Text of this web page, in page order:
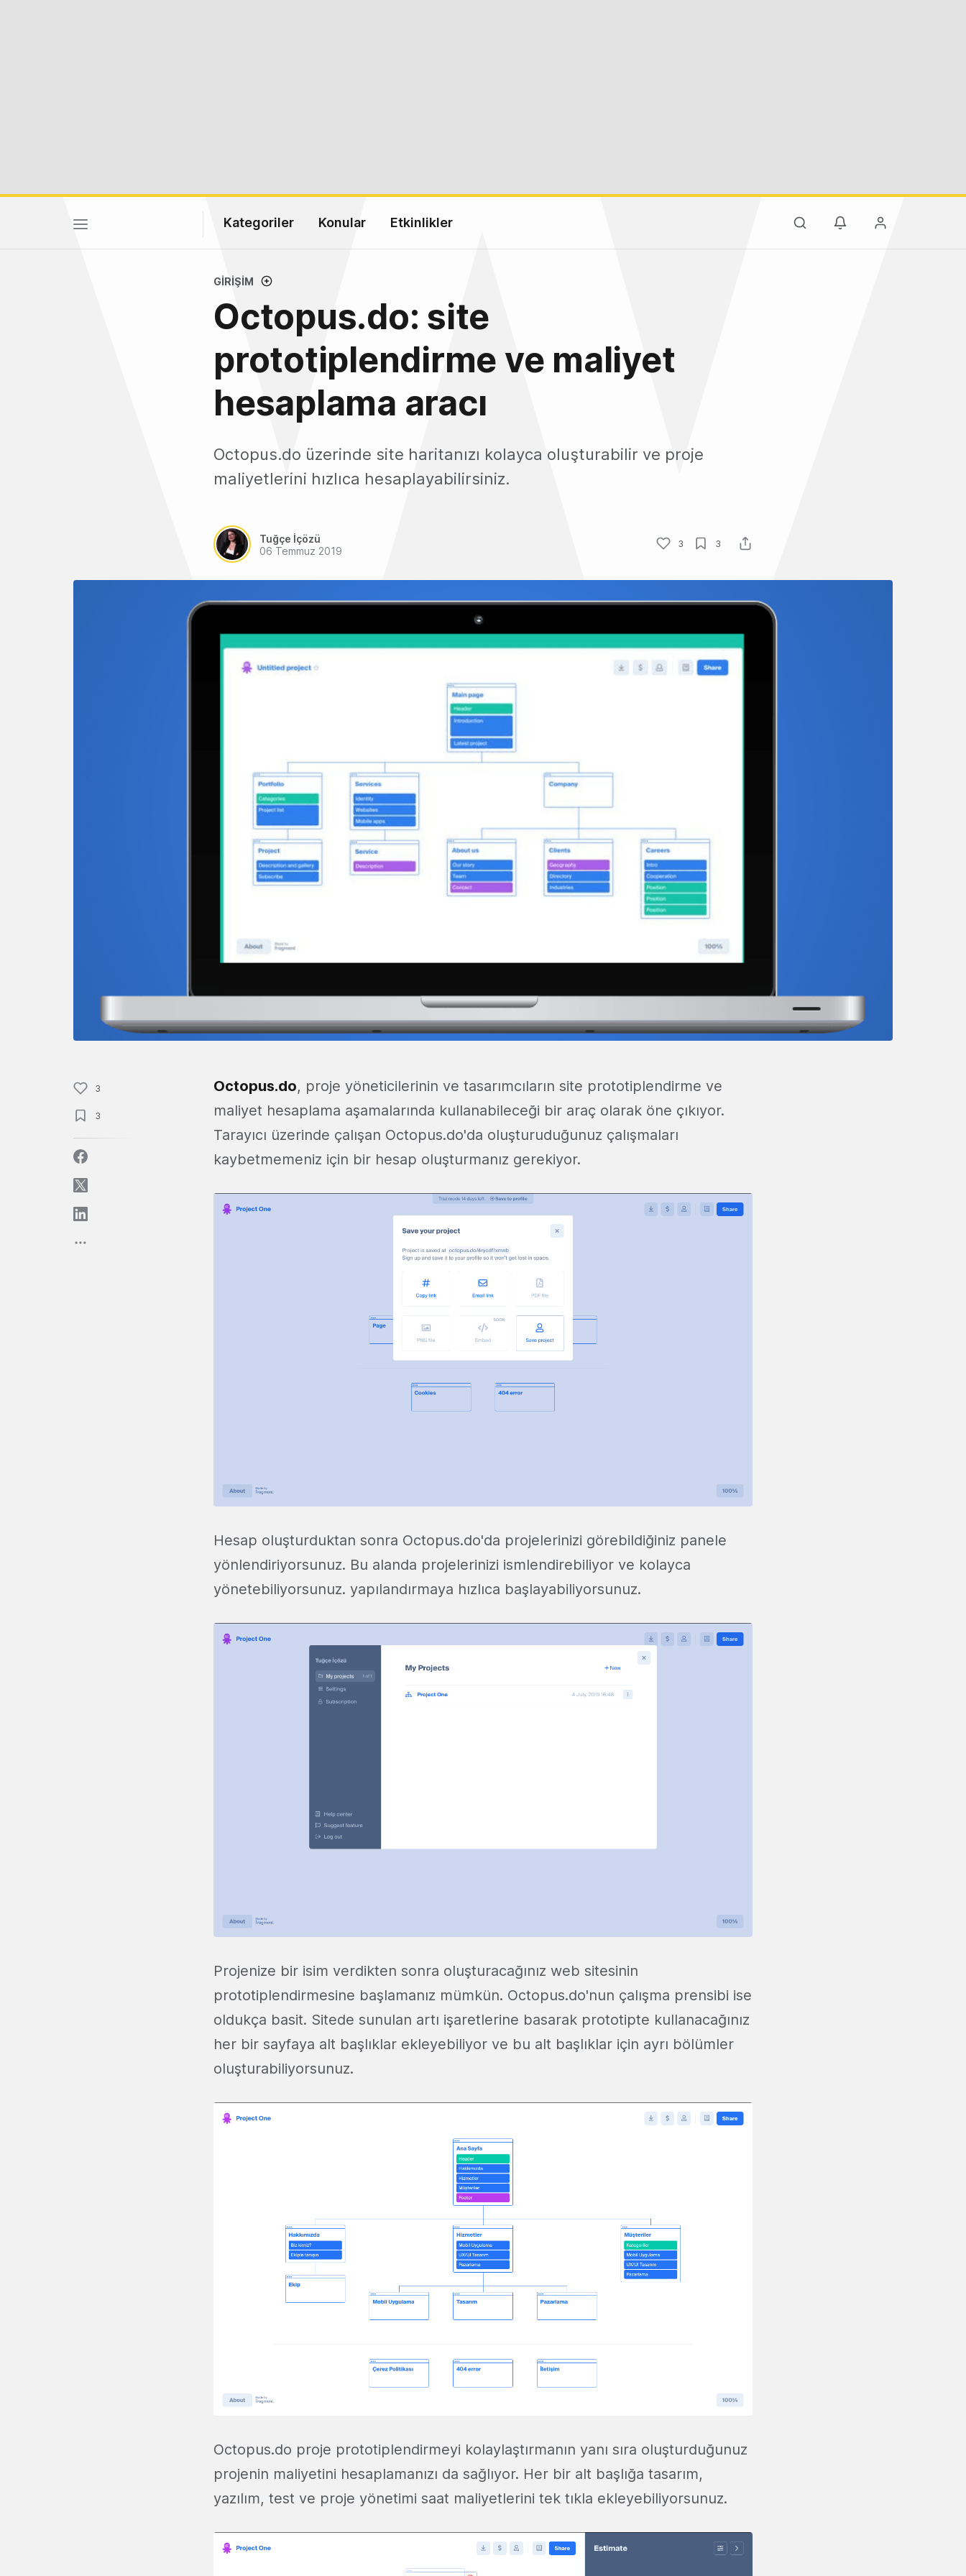
Kategoriler Konular Etkinlikler
GIRIŞIM
Octopus.do: site
prototiplendirme ve maliyet
hesaplama aracı
Octopus.do üzerinde site haritanızı kolayca oluşturabilir ve proje
maliyetlerini hızlıca hesaplayabilirsiniz.
Tuğçe İçözü
06 Temmuz 2019
3 3
3
3
Octopus.do, proje yöneticilerinin ve tasarımcıların site prototiplendirme ve
maliyet hesaplama aşamalarında kullanabileceği bir araç olarak öne çıkıyor.
Tarayıcı üzerinde çalışan Octopus.do'da oluşturuduğunuz çalışmaları
kaybetmemeniz için bir hesap oluşturmanız gerekiyor.
Hesap oluşturduktan sonra Octopus.do'da projelerinizi görebildiğiniz panele
yönlendiriyorsunuz. Bu alanda projelerinizi ismlendirebiliyor ve kolayca
yönetebiliyorsunuz. yapılandırmaya hızlıca başlayabiliyorsunuz.
Projenize bir isim verdikten sonra oluşturacağınız web sitesinin
prototiplendirmesine başlamanız mümkün. Octopus.do'nun çalışma prensibi ise
oldukça basit. Sitede sunulan artı işaretlerine basarak prototipte kullanacağınız
her bir sayfaya alt başlıklar ekleyebiliyor ve bu alt başlıklar için ayrı bölümler
oluşturabiliyorsunuz.
Octopus.do proje prototiplendirmeyi kolaylaştırmanın yanı sıra oluşturduğunuz
projenin maliyetini hesaplamanızı da sağlıyor. Her bir alt başlığa tasarım,
yazılım, test ve proje yönetimi saat maliyetlerini tek tıkla ekleyebiliyorsunuz.